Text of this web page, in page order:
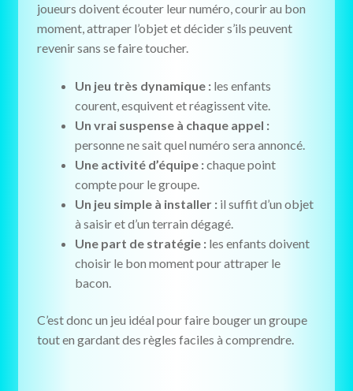
joueurs doivent écouter leur numéro, courir au bon
moment, attraper l’objet et décider s’ils peuvent
revenir sans se faire toucher.
Un jeu très dynamique :les enfants
courent, esquivent et réagissent vite.
Un vrai suspense à chaque appel :
personne ne sait quel numéro sera annoncé.
Une activité d’équipe :chaque point
compte pour le groupe.
Un jeu simple à installer :il suffit d’un objet
à saisir et d’un terrain dégagé.
Une part de stratégie :les enfants doivent
choisir le bon moment pour attraper le
bacon.
C’est donc un jeu idéal pour faire bouger un groupe
tout en gardant des règles faciles à comprendre.